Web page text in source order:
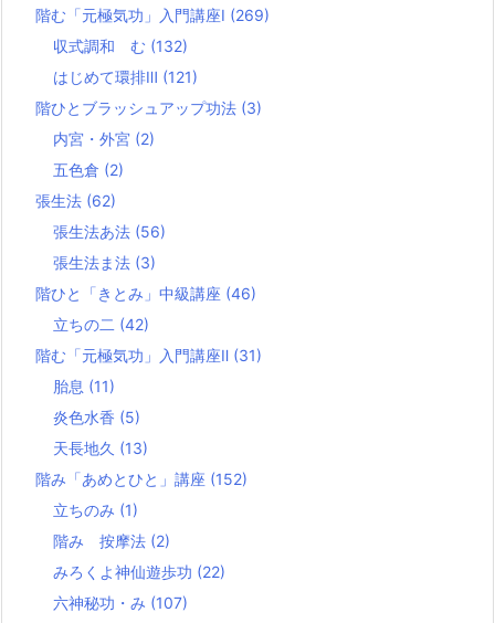
階む「元極気功」入門講座Ⅰ (269)
収式調和 む (132)
はじめて環排Ⅲ (121)
階ひとブラッシュアップ功法 (3)
内宮・外宮 (2)
五色倉 (2)
張生法 (62)
張生法あ法 (56)
張生法ま法 (3)
階ひと「きとみ」中級講座 (46)
立ちの二 (42)
階む「元極気功」入門講座Ⅱ (31)
胎息 (11)
炎色水香 (5)
天長地久 (13)
階み「あめとひと」講座 (152)
立ちのみ (1)
階み 按摩法 (2)
みろくよ神仙遊歩功 (22)
六神秘功・み (107)